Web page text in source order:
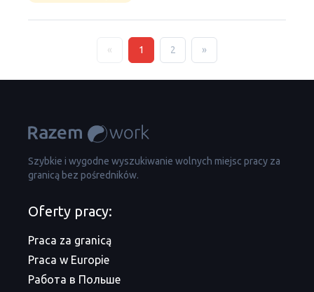
« 1 2 »
Szybkie i wygodne wyszukiwanie wolnych miejsc pracy za
granicą bez pośredników.
Oferty pracy:
Praca za granicą
Praca w Europie
Работа в Польше